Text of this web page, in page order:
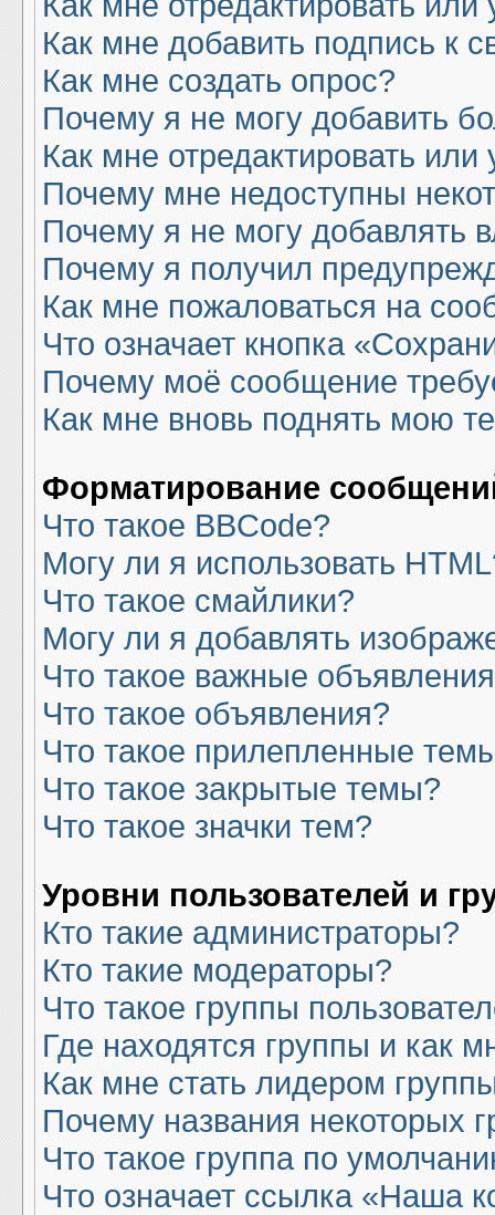
Как мне добавить подпись к
Как мне создать опрос?
Почему я не могу добавить
Как мне отредактировать или
Почему мне недоступны
Почему я не могу добавлять
Почему я получил
Как мне пожаловаться на
Что означает кнопка
Почему моё сообщение
Как мне вновь поднять мою
Форматирование
Что такое BBCode?
Могу ли я использовать
Что такое смайлики?
Могу ли я добавлять
Что такое важные
Что такое объявления?
Что такое прилепленные
Что такое закрытые темы?
Что такое значки тем?
Уровни пользователей и
Кто такие администраторы?
Кто такие модераторы?
Что такое группы
Где находятся группы и как
Как мне стать лидером
Почему названия некоторых
Что такое группа по
Что означает ссылка «Наша